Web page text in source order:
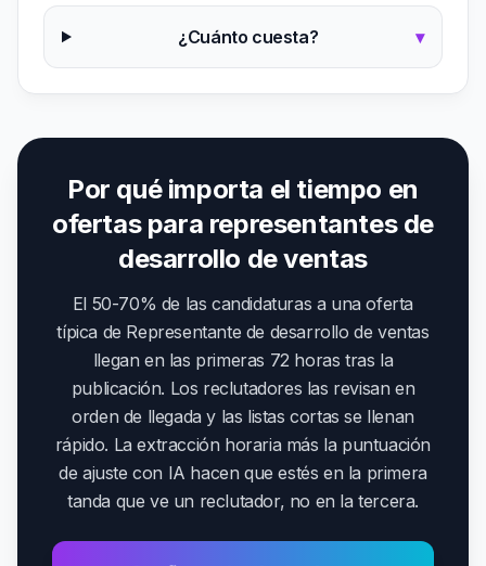
¿Cuánto cuesta? ▾
Por qué importa el tiempo en
ofertas para representantes de
desarrollo de ventas
El 50-70% de las candidaturas a una oferta
típica de Representante de desarrollo de ventas
llegan en las primeras 72 horas tras la
publicación. Los reclutadores las revisan en
orden de llegada y las listas cortas se llenan
rápido. La extracción horaria más la puntuación
de ajuste con IA hacen que estés en la primera
tanda que ve un reclutador, no en la tercera.